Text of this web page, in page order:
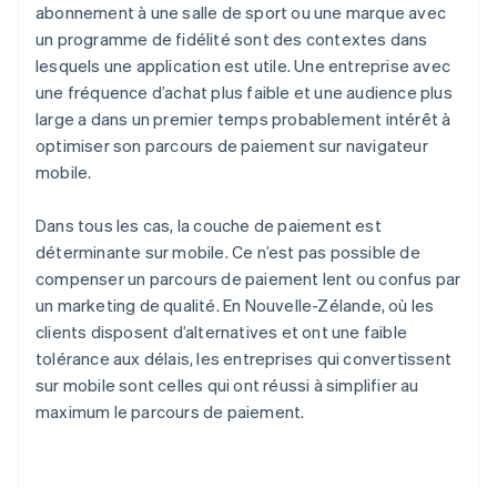
abonnement à une salle de sport ou une marque avec
un programme de fidélité sont des contextes dans
lesquels une application est utile. Une entreprise avec
une fréquence d’achat plus faible et une audience plus
large a dans un premier temps probablement intérêt à
optimiser son parcours de paiement sur navigateur
mobile.
Dans tous les cas, la couche de paiement est
déterminante sur mobile. Ce n’est pas possible de
compenser un parcours de paiement lent ou confus par
un marketing de qualité. En Nouvelle-Zélande, où les
clients disposent d’alternatives et ont une faible
tolérance aux délais, les entreprises qui convertissent
sur mobile sont celles qui ont réussi à simplifier au
maximum le parcours de paiement.